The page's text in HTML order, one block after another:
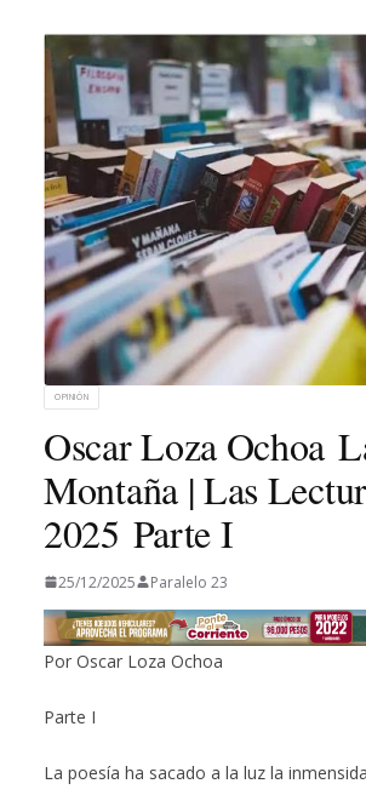
OPINIÓN
Oscar Loza Ochoa
Montaña | Las
2025 Parte I
25/12/2025 Paralelo 23
Por Oscar Loza Ochoa
Parte I
La poesía ha sacado a la luz la